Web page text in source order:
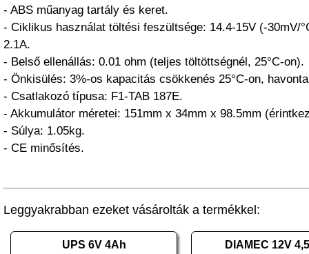
- ABS műanyag tartály és keret.
- Ciklikus használat töltési feszültsége: 14.4-15V (-30mV/
2.1A.
- Belső ellenállás: 0.01 ohm (teljes töltöttségnél, 25°C-on).
- Önkisülés: 3%-os kapacitás csökkenés 25°C-on,
- Csatlakozó típusa: F1-TAB 187E.
- Akkumulátor méretei: 151mm x 34mm x 98.5mm
- Súlya: 1.05kg.
- CE minősítés.
Leggyakrabban ezeket vásárolták a termékkel:
UPS 6V 4Ah DIAMEC 12V